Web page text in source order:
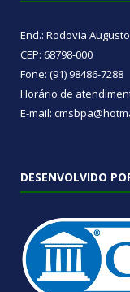
End.: Rodovia
CEP: 68798-000
Fone: (91) 98486-7288
Horário de
E-mail:
DESENVOLVIDO